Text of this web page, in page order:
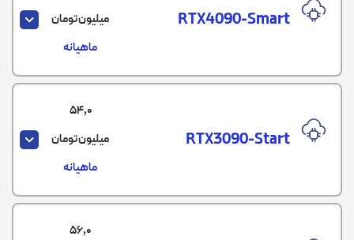
RTX4090-Smart
میلیون تومان
ماهیانه
RTX3090-Start
54,0
میلیون تومان
ماهیانه
56,0